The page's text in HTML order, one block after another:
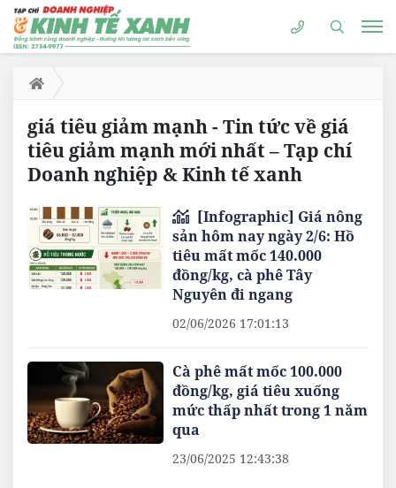
giá tiêu giảm mạnh - Tin tức về giá
tiêu giảm mạnh mới nhất – Tạp chí
Doanh nghiệp & Kinh tế xanh
[Infographic] Giá nông
sản hôm nay ngày 2/6: Hồ
tiêu mất mốc 140.000
đồng/kg, cà phê Tây
Nguyên đi ngang
02/06/2026 17:01:13
Cà phê mất mốc 100.000
đồng/kg, giá tiêu xuống
mức thấp nhất trong 1 năm
qua
23/06/2025 12:43:38